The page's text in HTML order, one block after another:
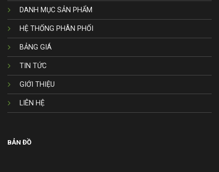
DANH MỤC SẢN PHẨM
HỆ THỐNG PHÂN PHỐI
BẢNG GIÁ
TIN TỨC
GIỚI THIỆU
LIÊN HỆ
BẢN ĐỒ